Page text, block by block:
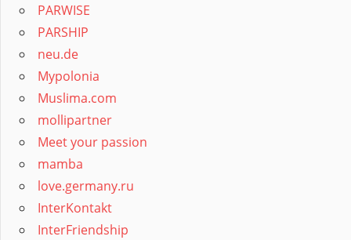
PARWISE
PARSHIP
neu.de
Mypolonia
Muslima.com
mollipartner
Meet your passion
mamba
love.germany.ru
InterKontakt
InterFriendship